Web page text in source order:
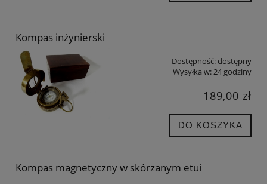
Kompas inżynierski
Dostępność:dostępny
Wysyłka w:24 godziny
189,00 zł
DO KOSZYKA
Kompas magnetyczny w skórzanym etui